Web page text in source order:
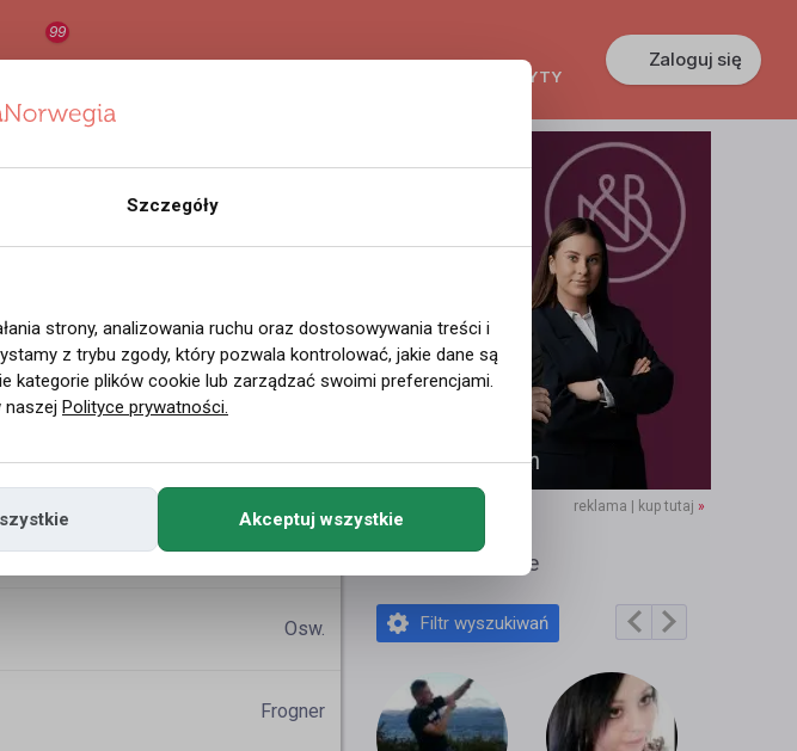
99
KREDYTY
Zaloguj się
reklama | kup tutaj »
Osw.
Frogner
Polecane profile
Filtr wyszukiwań
Szczegóły
strony, analizowania ruchu oraz dostosowywania treści i
z trybu zgody, który pozwala kontrolować, jakie dane są
kategorie plików cookie lub zarządzać swoimi preferencjami.
naszej Polityce prywatności.
Akceptuj wszystkie